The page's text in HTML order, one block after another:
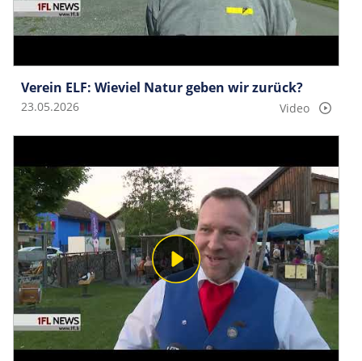
Verein ELF: Wieviel Natur geben wir zurück?
23.05.2026 Video